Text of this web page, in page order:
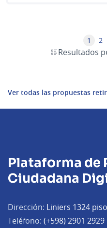
Resultados
1 2
Ver todas las propuestas
Plataforma
Ciudadana
Dirección: Liniers 1324
Teléfono: (+598) 2901 2929